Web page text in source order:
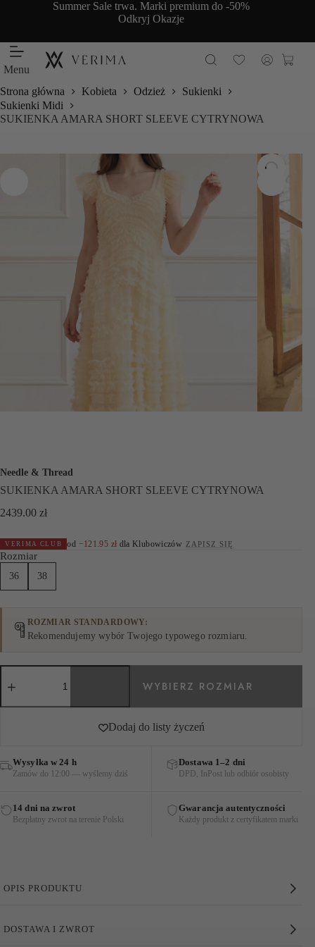
Summer Sale trwa. Marki premium do -50%
Odkryj Okazje
Menu Koszyk
Strona główna Kobieta Odzież
Sukienki
Sukienki Midi
SUKIENKA AMARA SHORT SLEEVE CYTRYNOWA
Needle & Thread
SUKIENKA AMARA SHORT SLEEVE CYTRYNOWA
2439.00 zł
VERIMA CLUB od −121.95 zł dla Klubowiczów ZAPISZ SIĘ
Rozmiar
36 38
ROZMIAR STANDARDOWY
Rekomendujemy wybór Twojego typowego rozmiaru.
ilość
SUKIENKA
AMARA
SHORT
Dodaj do listy życzeń
Wysyłka w 24 h
Zamów do 12:00 — wyślemy dziś
Dostawa 1–2 dni
DPD, InPost lub odbiór osobisty
14 dni na zwrot
Bezpłatny zwrot na terenie Polski
Gwarancja autentyczności
Każdy produkt z certyfikatem marki
OPIS PRODUKTU
DOSTAWA I ZWROT